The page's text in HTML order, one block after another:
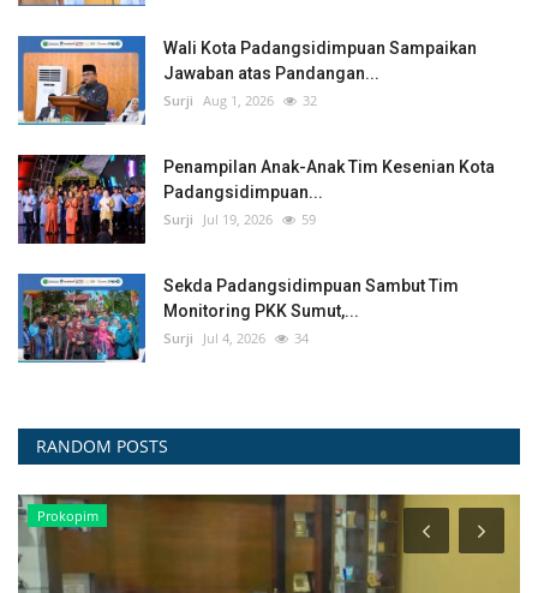
Wali Kota Padangsidimpuan Sampaikan
Jawaban atas Pandangan...
Surji Aug 1, 2026 32
Penampilan Anak-Anak Tim Kesenian Kota
Padangsidimpuan...
Surji Jul 19, 2026 59
Sekda Padangsidimpuan Sambut Tim
Monitoring PKK Sumut,...
Surji Jul 4, 2026 34
RANDOM POSTS
INFO OPD